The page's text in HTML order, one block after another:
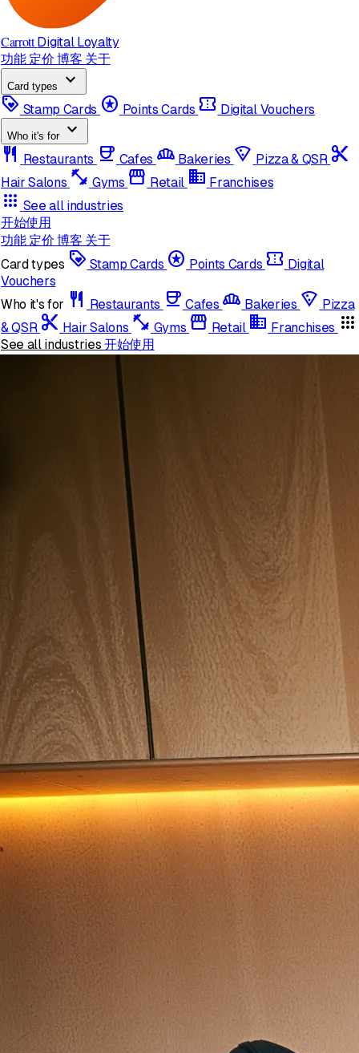
Carrott Digital Loyalty
功能 定价博客 关于
Card types
expand_more
loyalty Stamp Cards stars Points Cards confirmation_number Digital Vouchers
Who it's for expand_more
restaurant Restaurants coffee Cafes bakery_dining Bakeries local_pizza Pizza & QSR content_cut
Hair Salons fitness_center Gyms storefront Retail domain Franchises
apps See all industries
开始使用
功能 定价博客 关于
Card types loyalty Stamp Cards stars Points Cards confirmation_number Digital
Vouchers
Who it's for restaurant Restaurants coffee Cafes bakery_dining Bakeries local_pizza Pizza
& QSR content_cut Hair Salons fitness_center Gyms storefront Retail domain Franchises apps
See all industries 开始使用